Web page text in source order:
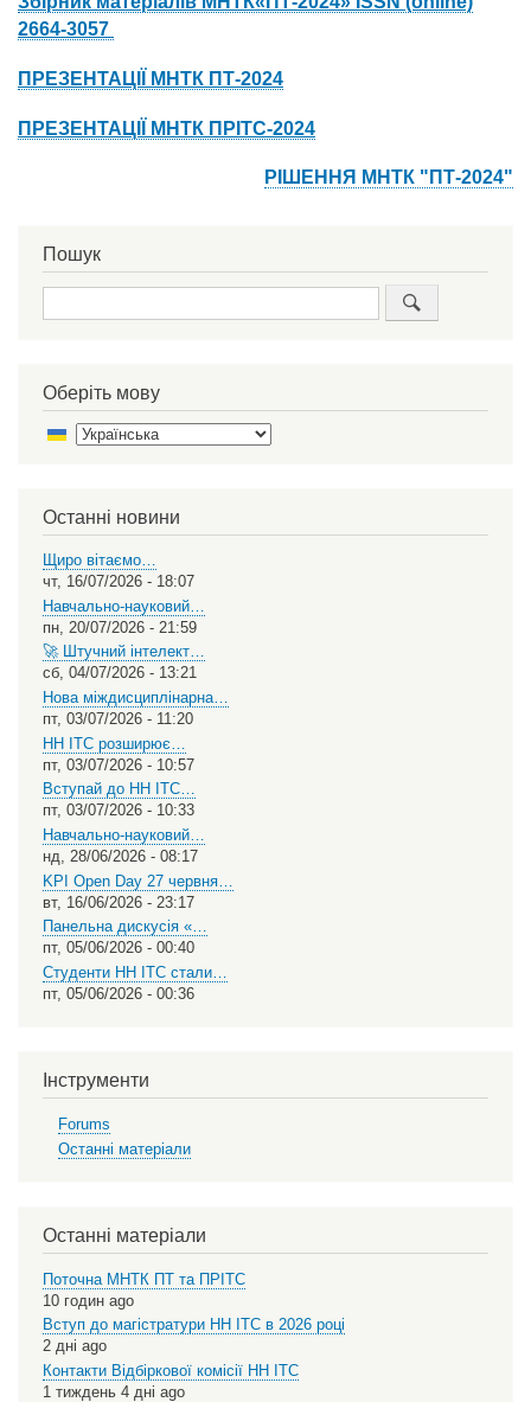
2664-3057
ПРЕЗЕНТАЦІЇ МНТК ПТ-2024
ПРЕЗЕНТАЦІЇ МНТК ПРІТС-2024
РІШЕННЯ МНТК "ПТ-2024"
Пошук
Оберіть мову
Останні новини
Щиро вітаємо…
чт, 16/07/2026 - 18:07
Навчально-науковий…
пн, 20/07/2026 - 21:59
🚀 Штучний інтелект…
сб, 04/07/2026 - 13:21
Нова міждисциплінарна…
пт, 03/07/2026 - 11:20
НН ІТС розширює…
пт, 03/07/2026 - 10:57
Вступай до НН ІТС…
пт, 03/07/2026 - 10:33
Навчально-науковий…
нд, 28/06/2026 - 08:17
KPI Open Day 27 червня…
вт, 16/06/2026 - 23:17
Панельна дискусія «…
пт, 05/06/2026 - 00:40
Студенти НН ІТС стали…
пт, 05/06/2026 - 00:36
Інструменти
Forums
Останні матеріали
Останні матеріали
Поточна МНТК ПТ та ПРІТС
10 годин ago
Вступ до магістратури НН ІТС в 2026 році
2 дні ago
Контакти Відбіркової комісії НН ІТС
1 тиждень 4 дні ago